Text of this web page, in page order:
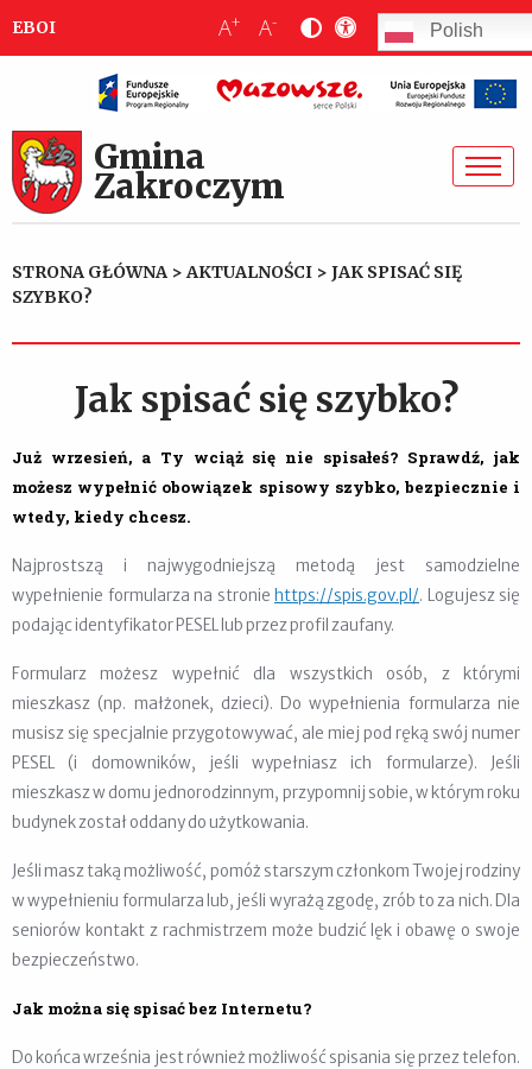
EBOI A+ A- Polish
Gmina
Zakroczym
STRONA GŁÓWNA >AKTUALNOŚCI > JAK SPISAĆ SIĘ
SZYBKO?
Jak spisać się szybko?
Już wrzesień, a Ty wciąż się nie spisałeś? Sprawdź, jak
możesz wypełnić obowiązek spisowy szybko, bezpiecznie i
wtedy, kiedy chcesz.
Najprostszą i najwygodniejszą metodą jest samodzielne
wypełnienie formularza na stronie https://spis.gov.pl/. Logujesz się
podając identyfikator PESEL lub przez profil zaufany.
Formularz możesz wypełnić dla wszystkich osób, z którymi
mieszkasz (np. małżonek, dzieci). Do wypełnienia formularza nie
musisz się specjalnie przygotowywać, ale miej pod ręką swój numer
PESEL (i domowników, jeśli wypełniasz ich formularze). Jeśli
mieszkasz w domu jednorodzinnym, przypomnij sobie, w którym roku
budynek został oddany do użytkowania.
Jeśli masz taką możliwość, pomóż starszym członkom Twojej rodziny
w wypełnieniu formularza lub, jeśli wyrażą zgodę, zrób to za nich. Dla
seniorów kontakt z rachmistrzem może budzić lęk i obawę o swoje
bezpieczeństwo.
Jak można się spisać bez Internetu?
Do końca września jest również możliwość spisania się przez telefon.